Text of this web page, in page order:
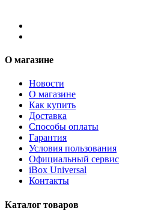
О магазине
Новости
О магазине
Как купить
Доставка
Способы оплаты
Гарантия
Условия пользования
Официальный сервис
iBox Universal
Контакты
Каталог товаров